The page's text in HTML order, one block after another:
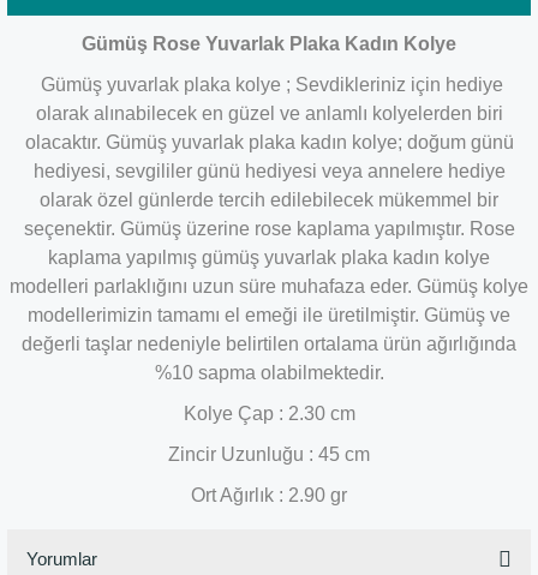
Gümüş Rose Yuvarlak Plaka Kadın Kolye
Gümüş yuvarlak plaka kolye ; Sevdikleriniz için hediye
olarak alınabilecek en güzel ve anlamlı kolyelerden biri
olacaktır. Gümüş yuvarlak plaka kadın kolye; doğum günü
hediyesi, sevgililer günü hediyesi veya annelere hediye
olarak özel günlerde tercih edilebilecek mükemmel bir
seçenektir. Gümüş üzerine rose kaplama yapılmıştır. Rose
kaplama yapılmış gümüş yuvarlak plaka kadın kolye
modelleri parlaklığını uzun süre muhafaza eder. Gümüş kolye
modellerimizin tamamı el emeği ile üretilmiştir. Gümüş ve
değerli taşlar nedeniyle belirtilen ortalama ürün ağırlığında
%10 sapma olabilmektedir.
Kolye Çap : 2.30 cm
Zincir Uzunluğu : 45 cm
Ort Ağırlık : 2.90 gr
Yorumlar